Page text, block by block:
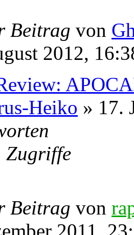
Beitrag von
2012,
Heiko » 17.
Zugriffe
Beitrag von
2011,